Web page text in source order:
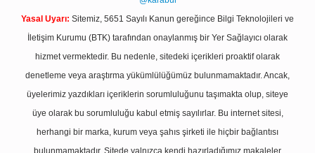
Yasal Uyarı: Sitemiz, 5651 Sayılı Kanun gereğince Bilgi Teknolojileri ve
İletişim Kurumu (BTK) tarafından onaylanmış bir Yer Sağlayıcı olarak
hizmet vermektedir. Bu nedenle, sitedeki içerikleri proaktif olarak
denetleme veya araştırma yükümlülüğümüz bulunmamaktadır. Ancak,
üyelerimiz yazdıkları içeriklerin sorumluluğunu taşımakta olup, siteye
üye olarak bu sorumluluğu kabul etmiş sayılırlar. Bu internet sitesi,
herhangi bir marka, kurum veya şahıs şirketi ile hiçbir bağlantısı
bulunmamaktadır. Sitede yalnızca kendi hazırladığımız makaleler